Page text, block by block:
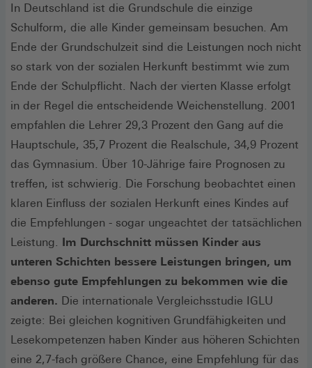
In Deutschland ist die Grundschule die einzige
Schulform, die alle Kinder gemeinsam besuchen. Am
Ende der Grundschulzeit sind die Leistungen noch nicht
so stark von der sozialen Herkunft bestimmt wie zum
Ende der Schulpflicht. Nach der vierten Klasse erfolgt
in der Regel die entscheidende Weichenstellung. 2001
empfahlen die Lehrer 29,3 Prozent den Gang auf die
Hauptschule, 35,7 Prozent die Realschule, 34,9 Prozent
das Gymnasium. Über 10-Jährige faire Prognosen zu
treffen, ist schwierig. Die Forschung beobachtet einen
klaren Einfluss der sozialen Herkunft eines Kindes auf
die Empfehlungen - sogar ungeachtet der tatsächlichen
Leistung. Im Durchschnitt müssen Kinder aus
unteren Schichten bessere Leistungen bringen, um
ebenso gute Empfehlungen zu bekommen wie die
anderen. Die internationale Vergleichsstudie IGLU
zeigte: Bei gleichen kognitiven Grundfähigkeiten und
Lesekompetenzen haben Kinder aus höheren Schichten
eine 2,7-fach größere Chance, eine Empfehlung für das